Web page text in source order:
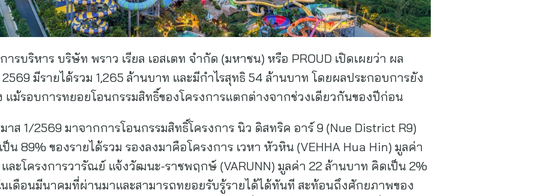
รบริหาร บริษัท พราว เรียล เอสเตท จำกัด (มหาชน) หรือ PROUD เปิดเผยว่า ผล
มีรายได้รวม 1,265 ล้านบาท และมีกำไรสุทธิ 54 ล้านบาท โดยผลประกอบการยัง
แม้รอบการทยอยโอนกรรมสิทธิ์ของโครงการแตกต่างจากช่วงเดียวกันของปีก่อน
าส 1/2569 มาจากการโอนกรรมสิทธิ์โครงการ นิว ดิสทริค อาร์ 9 (Nue District R9)
น 89% ของรายได้รวม รองลงมาคือโครงการ เวหา หัวหิน (VEHHA Hua Hin) มูลค่า
และโครงการวารัณย์ แจ้งวัฒนะ-ราชพฤกษ์ (VARUNN) มูลค่า 22 ล้านบาท คิดเป็น 2%
นเดือนมีนาคมที่ผ่านมาและสามารถทยอยรับรู้รายได้ได้ทันที สะท้อนถึงศักยภาพของ